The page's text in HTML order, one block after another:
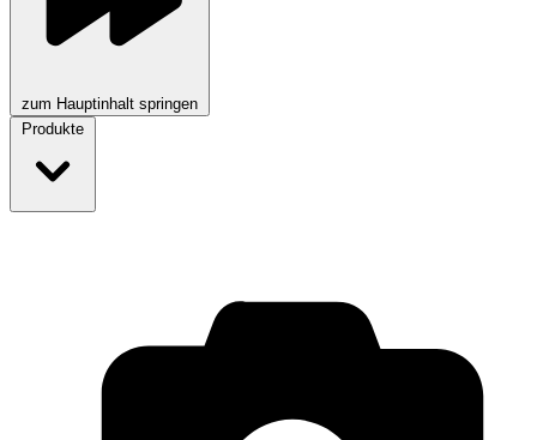
zum Hauptinhalt springen
Produkte